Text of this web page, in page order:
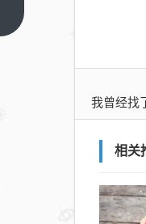
我曾经找
相关